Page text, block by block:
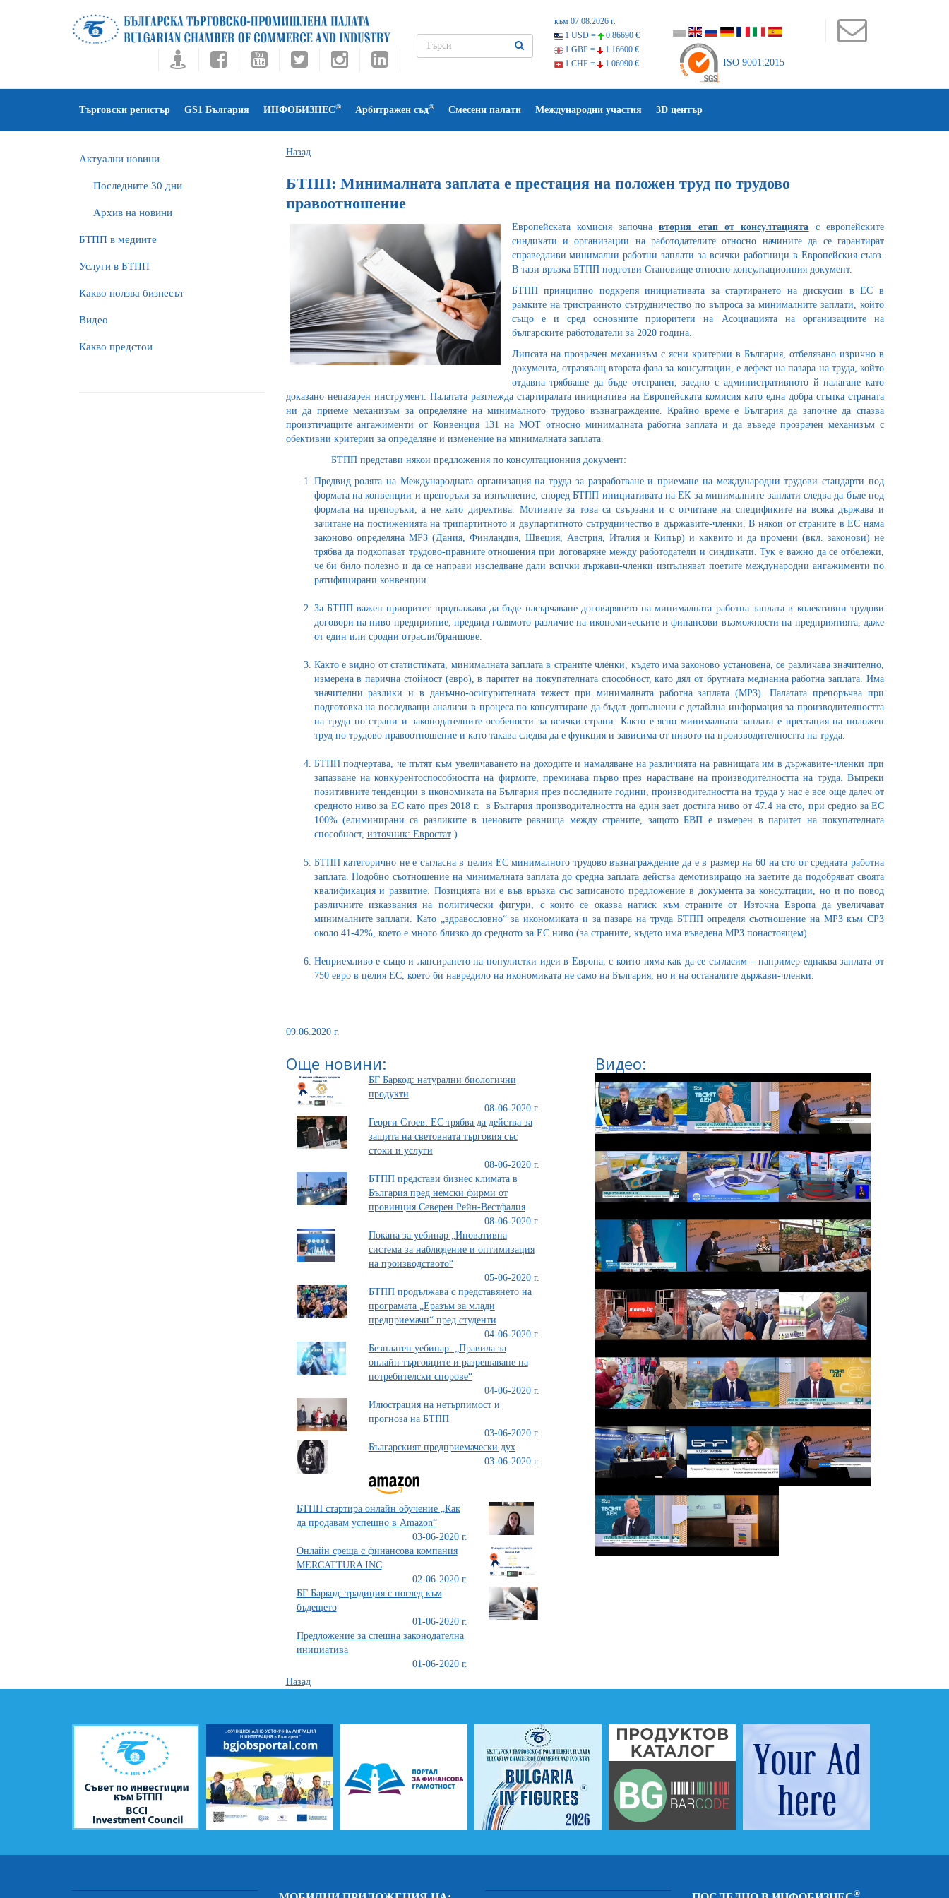
към 07.08.2026 г.
1 USD =
0.86690 €
1 GBP =
1.16600 €
1 CHF =
1.06990 € ISO 9001:2015
Търговски регистър GS1 България ИНФОБИЗНЕС® Арбитражен съд® Смесени палати Международни участия 3D център
Актуални новини
Последните 30 дни
Архив на новини
БTПП в медиите
Услуги в БТПП
Какво ползва бизнесът
Видео
Какво предстои
Назад
БТПП: Минималната заплата е престация на положен труд по трудово
правоотношение
Европейската комисия започнавтория етап от консултацията с европейските
синдикати и организации на работодателите относно начините да се гарантират
справедливи минимални работни заплати за всички работници в Европейския съюз.
В тази връзка БТПП подготви Становище относно консултационния документ.
БТПП принципно подкрепя инициативата за стартирането на дискусии в ЕС в
рамките на тристранното сътрудничество по въпроса за минималните заплати, който
също е и сред основните приоритети на Асоциацията на организациите на
българските работодатели за 2020 година.
Липсата на прозрачен механизъм с ясни критерии в България, отбелязано изрично в
документа, отразяващ втората фаза за консултации, е дефект на пазара на труда, който
отдавна трябваше да бъде отстранен, заедно с административното й налагане като
доказано непазарен инструмент. Палатата разглежда стартиралата инициатива на Европейската комисия като една добра стъпка страната
ни да приеме механизъм за определяне на минималното трудово възнаграждение. Крайно време е България да започне да спазва
произтичащите ангажименти от Конвенция 131 на МОТ относно минималната работна заплата и да въведе прозрачен механизъм с
обективни критерии за определяне и изменение на минималната заплата.
БТПП представи някои предложения по консултационния документ:
Предвид ролята на Международната организация на труда за разработване и приемане на международни трудови стандарти под
формата на конвенции и препоръки за изпълнение, според БТПП инициативата на ЕК за минималните заплати следва да бъде под
формата на препоръки, а не като директива. Мотивите за това са свързани и с отчитане на спецификите на всяка държава и
зачитане на постиженията на трипартитното и двупартитното сътрудничество в държавите-членки. В някои от страните в ЕС няма
законово определяна МРЗ (Дания, Финландия, Швеция, Австрия, Италия и Кипър) и каквито и да промени (вкл. законови) не
трябва да подкопават трудово-правните отношения при договаряне между работодатели и синдикати. Тук е важно да се отбележи,
че би било полезно и да се направи изследване дали всички държави-членки изпълняват поетите международни ангажименти по
ратифицирани конвенции.
За БТПП важен приоритет продължава да бъде насърчаване договарянето на минималната работна заплата в колективни трудови
договори на ниво предприятие, предвид голямото различие на икономическите и финансови възможности на предприятията, даже
от един или сродни отрасли/браншове.
Както е видно от статистиката, минималната заплата в страните членки, където има законово установена, се различава значително,
измерена в парична стойност (евро), в паритет на покупателната способност, като дял от брутната медианна работна заплата. Има
значителни разлики и в данъчно-осигурителната тежест при минималната работна заплата (МРЗ). Палатата препоръчва при
подготовка на последващи анализи в процеса по консултиране да бъдат допълнени с детайлна информация за производителността
на труда по страни и законодателните особености за всички страни. Както е ясно минималната заплата е престация на положен
труд по трудово правоотношение и като такава следва да е функция и зависима от нивото на производителността на труда.
БТПП подчертава, че пътят към увеличаването на доходите и намаляване на различията на равнищата им в държавите-членки при
запазване на конкурентоспособността на фирмите, преминава първо през нарастване на производителността на труда. Въпреки
позитивните тенденции в икономиката на България през последните години, производителността на труда у нас е все още далеч от
средното ниво за ЕС като през 2018 г. в България производителността на един зает достига ниво от 47.4 на сто, при средно за ЕС
100% (елиминирани са разликите в ценовите равнища между страните, защото БВП е измерен в паритет на покупателната
способност, източник: Евростат)
БТПП категорично не е съгласна в целия ЕС минималното трудово възнаграждение да е в размер на 60 на сто от средната работна
заплата. Подобно съотношение на минималната заплата до средна заплата действа демотивиращо на заетите да подобряват своята
квалификация и развитие. Позицията ни е във връзка със записаното предложение в документа за консултации, но и по повод
различните изказвания на политически фигури, с които се оказва натиск към страните от Източна Европа да увеличават
минималните заплати. Като „здравословно“ за икономиката и за пазара на труда БТПП определя съотношение на МРЗ към СРЗ
около 41-42%, което е много близко до средното за ЕС ниво (за страните, където има въведена МРЗ понастоящем).
Неприемливо е също и лансирането на популистки идеи в Европа, с които няма как да се съгласим – например еднаква заплата от
750 евро в целия ЕС, което би навредило на икономиката не само на България, но и на останалите държави-членки.
09.06.2020 г.
Още новини:
БГ Баркод: натурални биологични
продукти
08-06-2020 г.
Георги Стоев: ЕС трябва да действа за
защита на световната търговия със
стоки и услуги
08-06-2020 г.
БТПП представи бизнес климата в
България пред немски фирми от
провинция Северен Рейн-Вестфалия
08-06-2020 г.
Покана за уебинар „Иновативна
система за наблюдение и оптимизация
на производството“
05-06-2020 г.
БТПП продължава с представянето на
програмата „Еразъм за млади
предприемачи“ пред студенти
04-06-2020 г.
Безплатен уебинар: „Правила за
онлайн търговците и разрешаване на
потребителски спорове“
04-06-2020 г.
Илюстрация на нетърпимост и
прогноза на БТПП
03-06-2020 г.
Българският предприемачески дух
03-06-2020 г.
БТПП стартира онлайн обучение „Как
да продавам успешно в Amazon“
03-06-2020 г.
Онлайн среща с финансова компания
MERCATTURA INC
02-06-2020 г.
БГ Баркод: традиция с поглед към
бъдещето
01-06-2020 г.
Предложение за спешна законодателна
инициатива
01-06-2020 г.
Видео:
Назад
®